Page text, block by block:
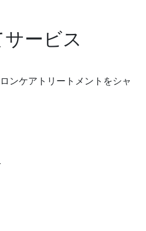
ービス
ンケアトリートメントをシャ